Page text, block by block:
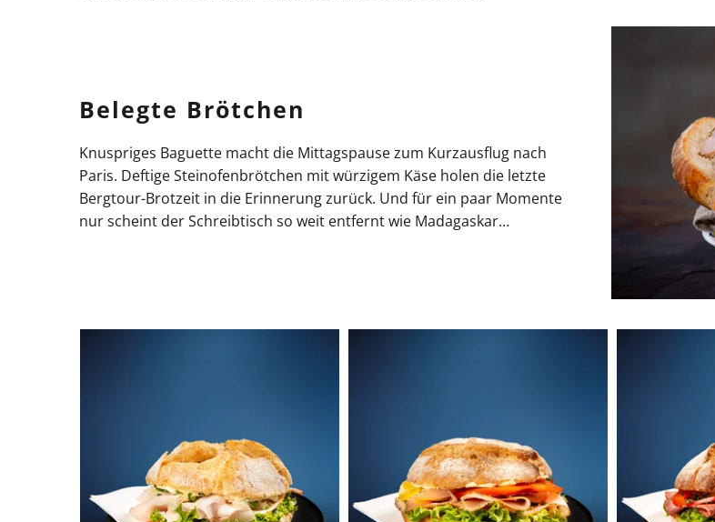
Belegte Brötchen
Knuspriges Baguette macht die Mittagspause zum Kurzausflug nach
Paris. Deftige Steinofenbrötchen mit würzigem Käse holen die letzte
Bergtour-Brotzeit in die Erinnerung zurück. Und für ein paar Momente
nur scheint der Schreibtisch so weit entfernt wie Madagaskar…